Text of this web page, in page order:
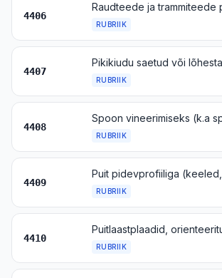
4406
RUBRIIK
4407
RUBRIIK
4408
RUBRIIK
4409
RUBRIIK
4410
RUBRIIK